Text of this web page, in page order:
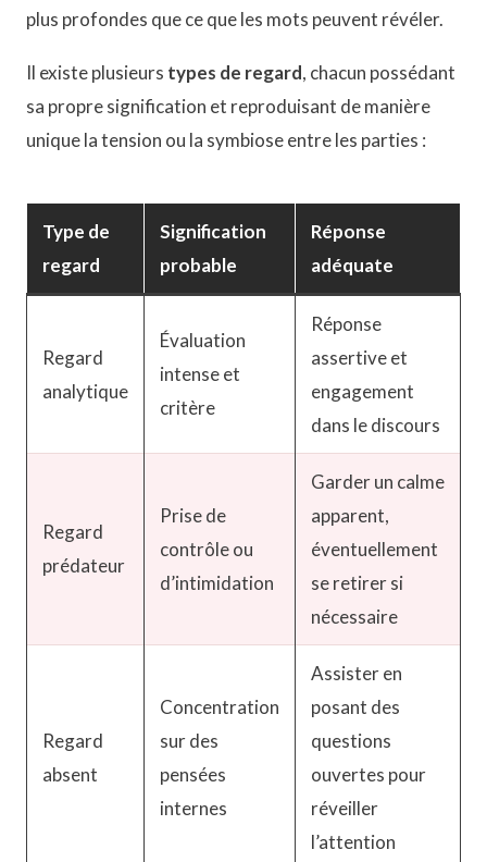
plus profondes que ce que les mots peuvent révéler.
Il existe plusieurs types de regard, chacun possédant
sa propre signification et reproduisant de manière
unique la tension ou la symbiose entre les parties :
Type de
regard
Signification
probable
Réponse
adéquate
Regard
analytique
Évaluation
intense et
critère
Réponse
assertive et
engagement
dans le discours
Regard
prédateur
Prise de
contrôle ou
d’intimidation
Garder un calme
apparent,
éventuellement
se retirer si
nécessaire
Regard
absent
Concentration
sur des
pensées
internes
Assister en
posant des
questions
ouvertes pour
réveiller
l’attention